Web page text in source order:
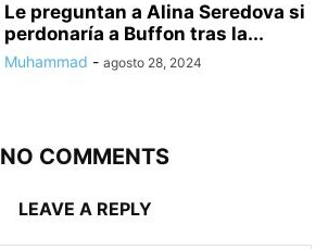
Le preguntan a Alina Seredova si
perdonaría a Buffon tras la...
Muhammad - agosto 28, 2024
NO COMMENTS
LEAVE A REPLY